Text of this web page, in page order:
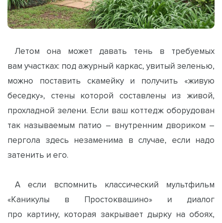
Летом она может давать тень в требуемых
вам участках: под ажурный каркас, увитый зеленью,
можно поставить скамейку и получить «живую
беседку», стены которой составлены из живой,
прохладной зелени. Если ваш коттедж оборудован
так называемым патио – внутренним двориком –
пергола здесь незаменима в случае, если надо
затенить и его.
А если вспомнить классический мультфильм
«Каникулы в Простоквашино» и диалог
про картину, которая закрывает дырку на обоях,